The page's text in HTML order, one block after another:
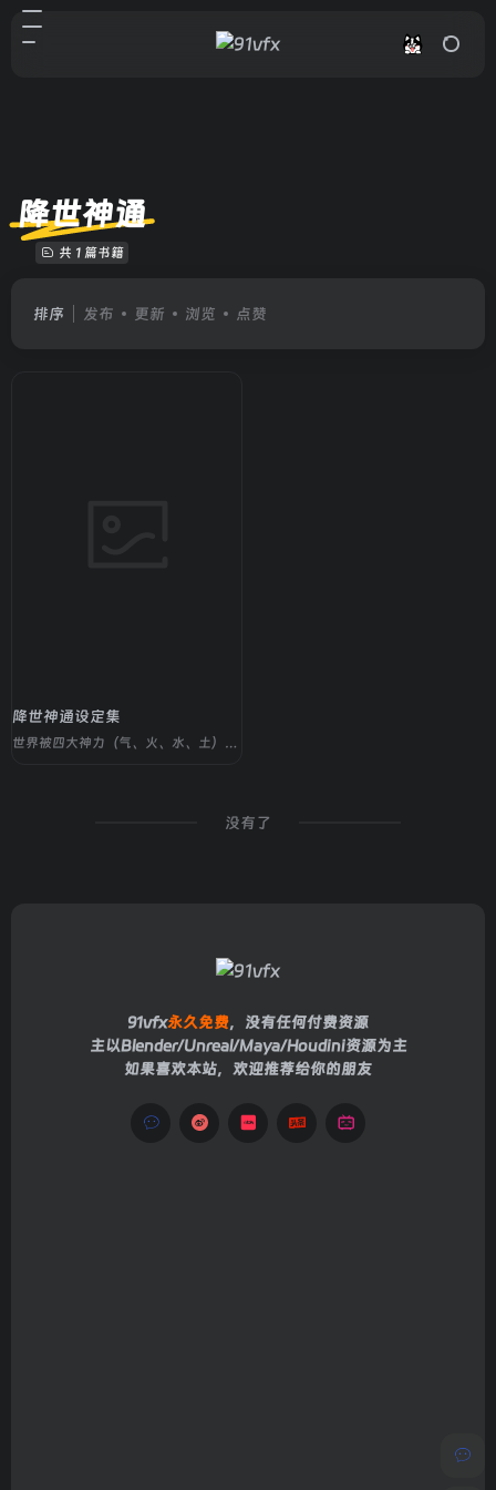
降世神通
共 1 篇书籍
排序 发布 更新 浏览 点赞
降世神通设定集
没有了
91vfx永久免费，没有任何付费资源
主以Blender/Unreal/Maya/Houdini资源为主
如果喜欢本站，欢迎推荐给你的朋友